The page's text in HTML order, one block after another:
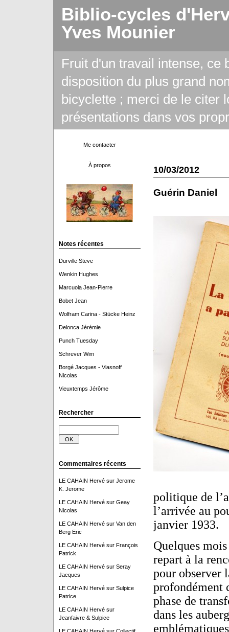
Biblio-cycles
Yves Mounier
Fruit d'un travail intense, ce
disposition du plus grand
bicyclette ; merci de le citer
présentations dans vos
Me contacter
À propos
Notes récentes
Durville Steve
Wenkin Hughes
Marcuola Jean-Pierre
Bobet Jean
Wolfram Carina - Stücke Heinz
Delonca Jérémie
Punch Tuesday
Schrever Wim
Borgé Jacques - Viasnoff
Nicolas
Vieuxtemps Jérôme
Rechercher
Commentaires récents
LE CAHAIN Hervésur Jerome
K. Jerome
LE CAHAIN Hervésur Geay
Nicolas
LE CAHAIN Hervésur Van den
Berg Eric
LE CAHAIN Hervésur François
Patrick
LE CAHAIN Hervésur Seray
Jacques
LE CAHAIN Hervésur Sulpice
Patrice
LE CAHAIN Hervésur
Jeanfaivre & Sulpice
10/03/2012
Guérin Daniel
politique de
l’arrivée au
janvier 1933.
Quelques
repart à la
pour observer
profondément
phase de
dans les